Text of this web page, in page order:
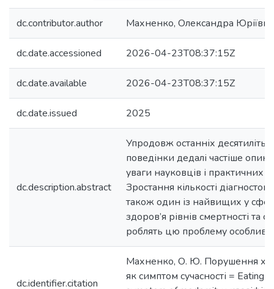
dc.contributor.author Махненко, Олександра Юріївна
dc.date.accessioned 2026-04-23T08:37:15Z
dc.date.available 2026-04-23T08:37:15Z
dc.date.issued 2025
dc.description.abstract
Упродовж останніх десятиліть
поведінки дедалі частіше
уваги науковців і практичних
Зростання кількості
також один із найвищих у
здоров’я рівнів смертності та
роблять цю проблему особливо
dc.identifier.citation
Махненко, О. Ю. Порушення
як симптом сучасності = Eating